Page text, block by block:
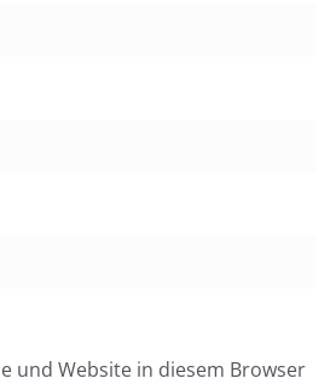
und Website in diesem Browser